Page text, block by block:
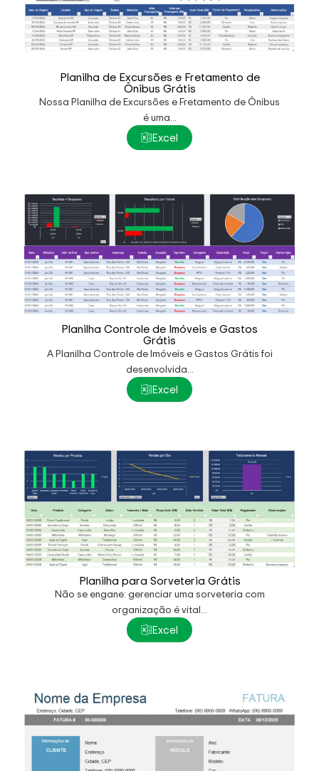
Planilha de Excursões e Fretamento de
Ônibus Grátis
Nossa Planilha de Excursões e Fretamento de Ônibus
é uma...
Excel
Planilha Controle de Imóveis e Gastos
Grátis
A Planilha Controle de Imóveis e Gastos Grátis foi
desenvolvida...
Excel
Planilha para Sorveteria Grátis
Não se engane: gerenciar uma sorveteria com
organização é vital...
Excel